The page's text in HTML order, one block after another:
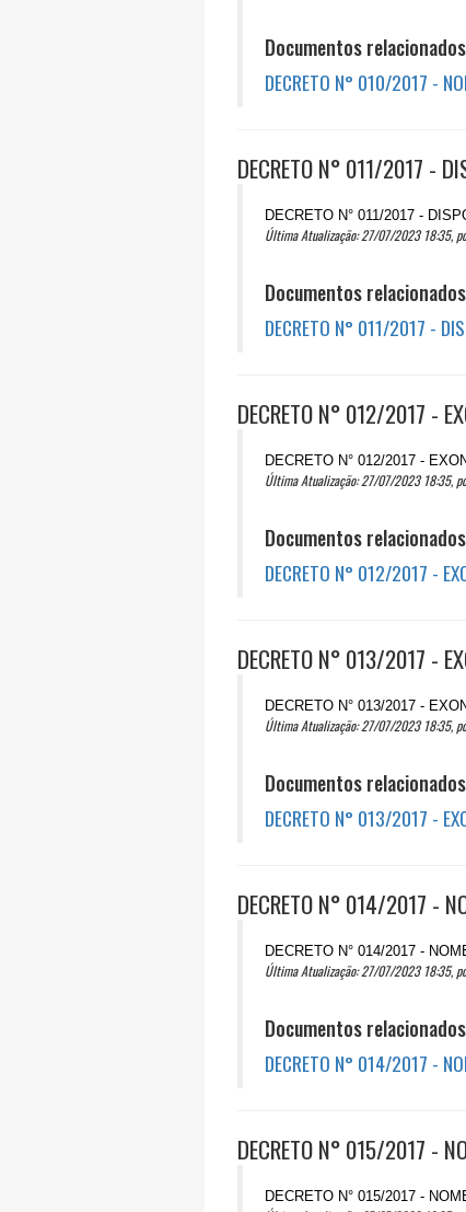
Documentos relacionados
DECRETO N° 010/2017 -
DECRETO N° 011/2017 -
DECRETO N° 011/2017 -
Última Atualização: 27/07/2023 18:35,
Documentos relacionados
DECRETO N° 011/2017 -
DECRETO N° 012/2017 -
DECRETO N° 012/2017 -
Última Atualização: 27/07/2023 18:35,
Documentos relacionados
DECRETO N° 012/2017 -
DECRETO N° 013/2017 -
DECRETO N° 013/2017 -
Última Atualização: 27/07/2023 18:35,
Documentos relacionados
DECRETO N° 013/2017 -
DECRETO N° 014/2017 -
DECRETO N° 014/2017 -
Última Atualização: 27/07/2023 18:35,
Documentos relacionados
DECRETO N° 014/2017 -
DECRETO N° 015/2017 -
DECRETO N° 015/2017 -